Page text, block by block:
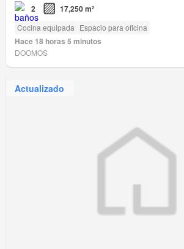
2 17,250 m²
Cocina equipada Espacio para oficina
Hace 18 horas 5 minutos
DOOMOS
Actualizado